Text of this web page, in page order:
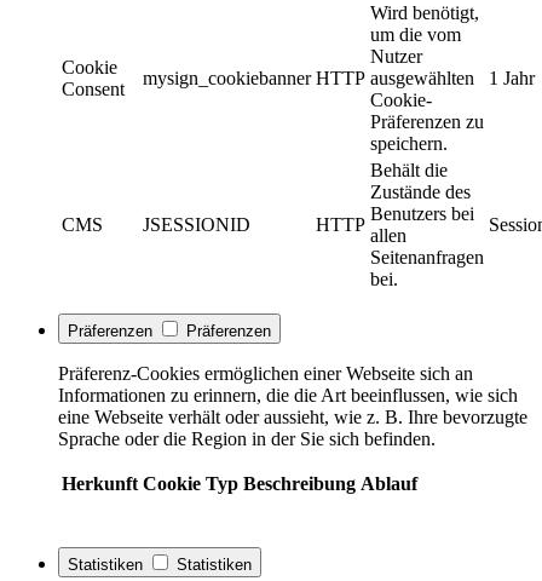
Cookie
Consent
mysign_cookiebanner HTTP
Wird benötigt,
um die vom
Nutzer
ausgewählten
Cookie-
Präferenzen zu
speichern.
1 Jahr
CMS JSESSIONID HTTP
Behält die
Zustände des
Benutzers bei
allen
Seitenanfragen
bei.
Präferenzen Präferenzen
Präferenz-Cookies ermöglichen einer Webseite sich an
Informationen zu erinnern, die die Art beeinflussen, wie sich
eine Webseite verhält oder aussieht, wie z. B. Ihre bevorzugte
Sprache oder die Region in der Sie sich befinden.
Herkunft Cookie Typ Beschreibung Ablauf
Statistiken Statistiken